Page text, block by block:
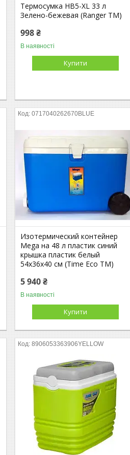
Термосумка HB5-XL 33 л
Зелено-бежевая (Ranger TM)
998 ₴
В наявності
Купити
0717040262670BLUE
Изотермический контейнер
Mega на 48 л пластик синий
крышка пластик белый
54х36х40 см (Time Eco TM)
5 940 ₴
В наявності
Купити
8906053363906YELLOW